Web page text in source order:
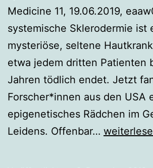
Medicine 11, 19.06.2019,
systemische Sklerodermie ist
mysteriöse, seltene
etwa jedem dritten Patienten
Jahren tödlich endet. Jetzt
Forscher*innen aus den USA
epigenetisches Rädchen im
Leidens. Offenbar… Hilfe